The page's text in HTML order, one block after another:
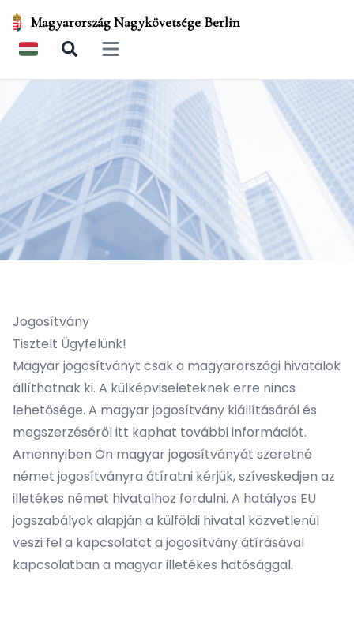
Magyarország Nagykövetsége Berlin
Open main menu
Jogosítvány
Tisztelt Ügyfelünk!
Magyar jogosítványt csak a magyarországi hivatalok
állíthatnak ki. A külképviseleteknek erre nincs
lehetősége. A magyar jogosítvány kiállításáról és
megszerzéséről itt kaphat további információt.
Amennyiben Ön magyar jogosítványát szeretné
német jogosítványra átíratni kérjük, szíveskedjen az
illetékes német hivatalhoz fordulni. A hatályos EU
jogszabályok alapján a külföldi hivatal közvetlenül
veszi fel a kapcsolatot a jogosítvány átírásával
kapcsolatban a magyar illetékes hatósággal.